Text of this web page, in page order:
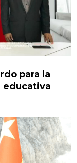
para la
educativa